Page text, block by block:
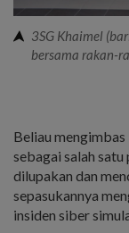
3SG Khaimel
bersama rakan-
Beliau
sebagai salah
dilupakan dan
sepasukannya
insiden siber